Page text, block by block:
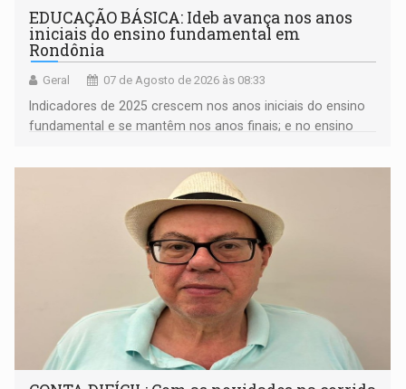
EDUCAÇÃO BÁSICA: Ideb avança nos anos
iniciais do ensino fundamental em
Rondônia
Geral 07 de Agosto de 2026 às 08:33
Indicadores de 2025 crescem nos anos iniciais do ensino
fundamental e se mantêm nos anos finais; e no ensino